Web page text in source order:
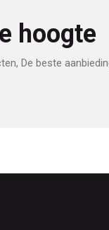
hoogte
De beste